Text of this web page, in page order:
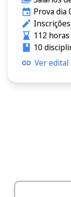
Prova dia
112
10
Ver edital